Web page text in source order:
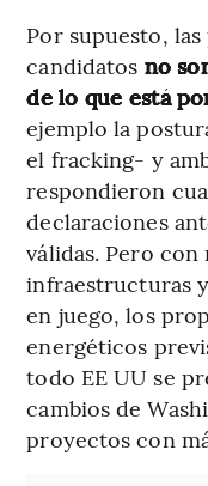
Por supuesto,
candidatos no
de lo que está
ejemplo la
el fracking- y
respondieron
declaraciones
válidas. Pero
infraestructuras
en juego, los
energéticos
todo EE UU se
cambios de
proyectos con